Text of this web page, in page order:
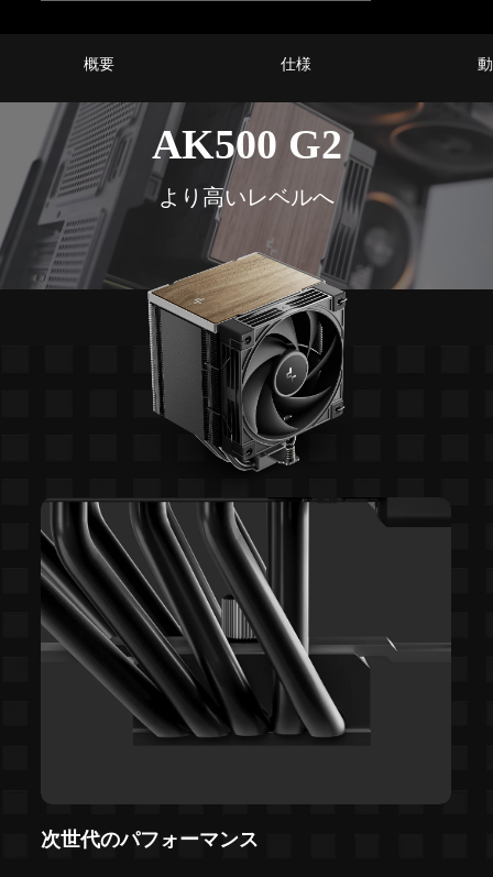
概要 仕様
AK500 G2
より高いレベルへ
次世代のパフォーマンス